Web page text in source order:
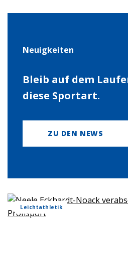
Interesse? Melde Dich gerne
Neuigkeiten
Bleib auf dem
diese Sportart.
ZU DEN NEWS
Leichtathletik